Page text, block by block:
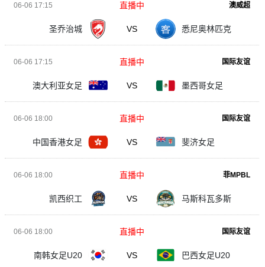
06-06 17:15 澳威超
圣乔治城 VS 悉尼奥林匹克
直播中
06-06 17:15 国际友谊
澳大利亚女足 VS 墨西哥女足
直播中
06-06 18:00 国际友谊
中国香港女足 VS 斐济女足
直播中
06-06 18:00 菲MPBL
凯西织工 VS 马斯科瓦多斯
直播中
06-06 18:00 国际友谊
南韩女足U20 VS 巴西女足U20
直播中